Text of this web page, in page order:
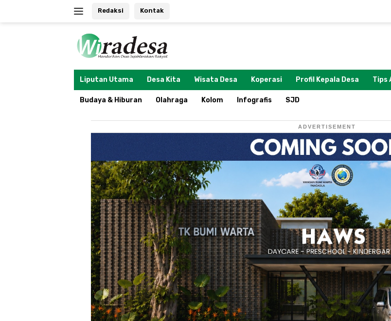
Redaksi Kontak
Liputan Utama Desa Kita Wisata Desa Koperasi Profil Kepala Desa Tips
Budaya & Hiburan Olahraga Kolom Infografis SJD
ADVERTISEMENT